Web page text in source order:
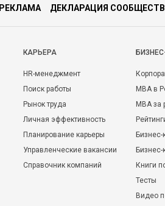
РЕКЛАМА ДЕКЛАРАЦИЯ
КАРЬЕРА
HR-менеджмент
Поиск работы
Рынок труда
Личная эффективность
Планирование карьеры
Управленческие вакансии
Справочник компаний
MBA в
MBA
Бизнес-
Книги
Тесты
Видео